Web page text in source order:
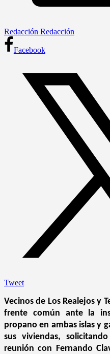
Redacción Redacción
Facebook
Tweet
Vecinos de Los Realejos y
frente común ante la
propano en ambas islas y
sus viviendas,
reunión con Fernando